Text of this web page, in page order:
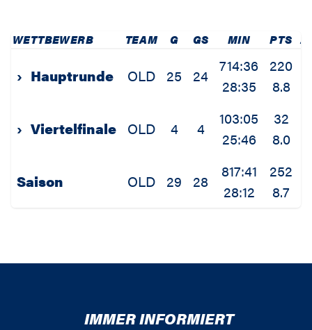
WETTBEWERB TEAM G GS MIN PTS
› Hauptrunde OLD 25 24
714:36
28:35
220
8.8
› Viertelfinale OLD 4 4
103:05
25:46
32
8.0
Saison OLD 29 28
817:41
28:12
252
8.7
IMMER INFORMIERT